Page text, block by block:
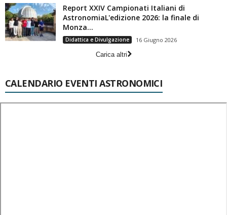
Report XXIV Campionati Italiani di
AstronomiaL'edizione 2026: la finale di
Monza...
Didattica e Divulgazione
16 Giugno 2026
Carica altri
CALENDARIO EVENTI ASTRONOMICI